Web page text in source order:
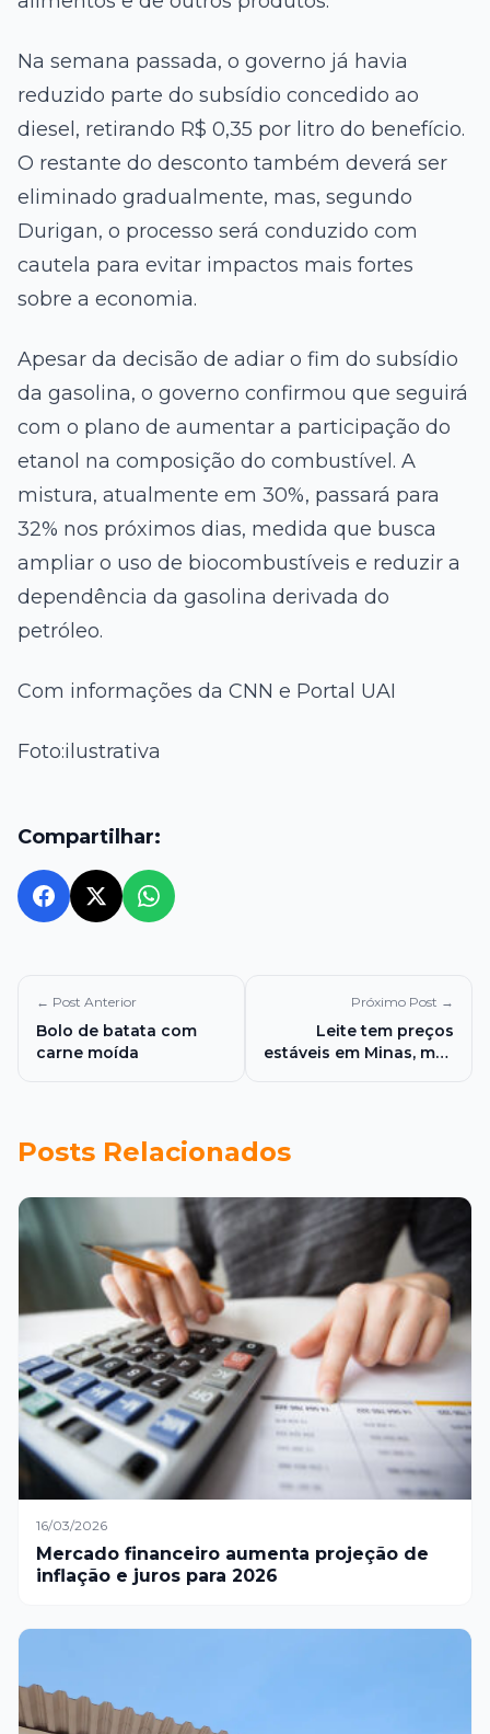
Na semana passada, o governo já havia
reduzido parte do subsídio concedido ao
diesel, retirando R$ 0,35 por litro do benefício.
O restante do desconto também deverá ser
eliminado gradualmente, mas, segundo
Durigan, o processo será conduzido com
cautela para evitar impactos mais fortes
sobre a economia.
Apesar da decisão de adiar o fim do subsídio
da gasolina, o governo confirmou que seguirá
com o plano de aumentar a participação do
etanol na composição do combustível. A
mistura, atualmente em 30%, passará para
32% nos próximos dias, medida que busca
ampliar o uso de biocombustíveis e reduzir a
dependência da gasolina derivada do
petróleo.
Com informações da CNN e Portal UAI
Foto:ilustrativa
Compartilhar:
← Post Anterior
Bolo de batata com
carne moída
Próximo Post →
Leite tem preços
estáveis em Minas, mas
Posts Relacionados
16/03/2026
Mercado financeiro aumenta projeção de
inflação e juros para 2026